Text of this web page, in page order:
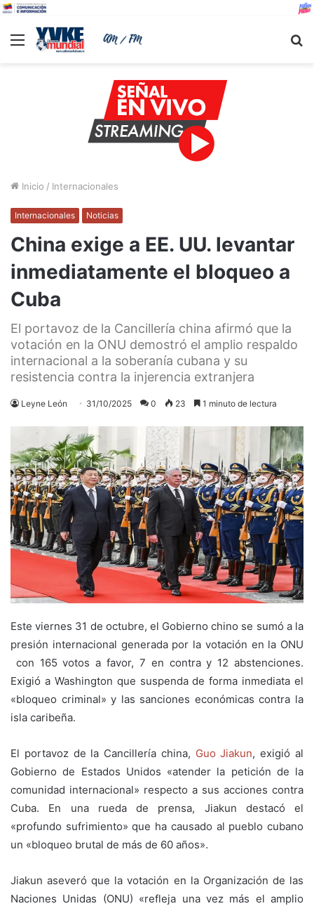
Menu
Inicio / Internacionales
Internacionales Noticias
China exige a EE. UU. levantar
inmediatamente el bloqueo a
Cuba
El portavoz de la Cancillería china afirmó que la
votación en la ONU demostró el amplio respaldo
internacional a la soberanía cubana y su
resistencia contra la injerencia extranjera
Leyne León 31/10/2025 0 23 1 minuto de lectura
Este viernes 31 de octubre, el Gobierno chino se sumó a la
presión internacional generada por la votación en la ONU
con 165 votos a favor, 7 en contra y 12 abstenciones.
Exigió a Washington que suspenda de forma inmediata el
«bloqueo criminal» y las sanciones económicas contra la
isla caribeña.
El portavoz de la Cancillería china, Guo Jiakun, exigió al
Gobierno de Estados Unidos «atender la petición de la
comunidad internacional» respecto a sus acciones contra
Cuba. En una rueda de prensa, Jiakun destacó el
«profundo sufrimiento» que ha causado al pueblo cubano
un «bloqueo brutal de más de 60 años».
Jiakun aseveró que la votación en la Organización de las
Naciones Unidas (ONU) «refleja una vez más el amplio